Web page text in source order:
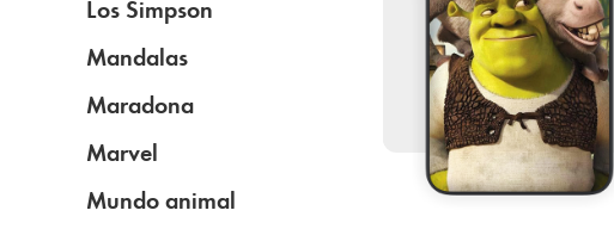
Los Simpson
Mandalas
Maradona
Marvel
Mundo animal